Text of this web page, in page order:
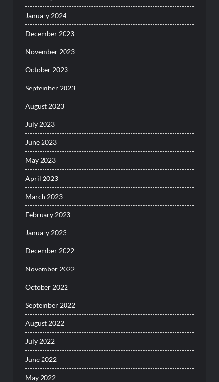
January 2024
December 2023
November 2023
October 2023
September 2023
August 2023
July 2023
June 2023
May 2023
April 2023
March 2023
February 2023
January 2023
December 2022
November 2022
October 2022
September 2022
August 2022
July 2022
June 2022
May 2022